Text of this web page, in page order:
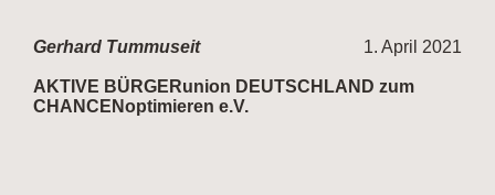
Gerhard Tummuseit 1. April 2021
AKTIVE BÜRGERunion DEUTSCHLAND zum
CHANCENoptimieren e.V.